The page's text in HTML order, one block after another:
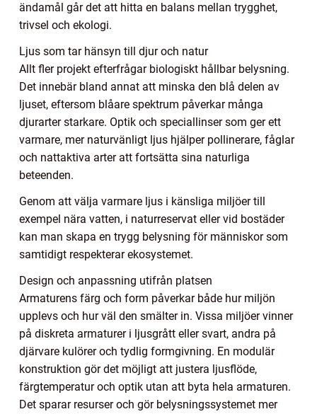
ändamål går det att hitta en balans mellan trygghet,
trivsel och ekologi.
Ljus som tar hänsyn till djur och natur
Allt fler projekt efterfrågar biologiskt hållbar belysning.
Det innebär bland annat att minska den blå delen av
ljuset, eftersom blåare spektrum påverkar många
djurarter starkare. Optik och speciallinser som ger ett
varmare, mer naturvänligt ljus hjälper pollinerare, fåglar
och nattaktiva arter att fortsätta sina naturliga
beteenden.
Genom att välja varmare ljus i känsliga miljöer till
exempel nära vatten, i naturreservat eller vid bostäder
kan man skapa en trygg belysning för människor som
samtidigt respekterar ekosystemet.
Design och anpassning utifrån platsen
Armaturens färg och form påverkar både hur miljön
upplevs och hur väl den smälter in. Vissa miljöer vinner
på diskreta armaturer i ljusgrått eller svart, andra på
djärvare kulörer och tydlig formgivning. En modulär
konstruktion gör det möjligt att justera ljusflöde,
färgtemperatur och optik utan att byta hela armaturen.
Det sparar resurser och gör belysningssystemet mer